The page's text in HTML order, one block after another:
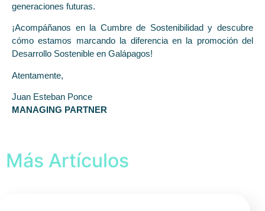
generaciones futuras.
¡Acompáñanos en la Cumbre de Sostenibilidad y descubre
cómo estamos marcando la diferencia en la promoción del
Desarrollo Sostenible en Galápagos!
Atentamente,
Juan Esteban Ponce
MANAGING PARTNER
Más Artículos